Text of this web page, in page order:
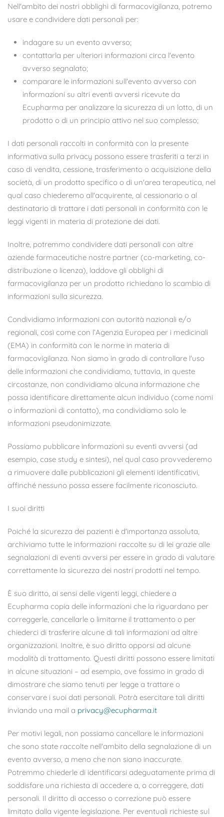
Nell'ambito dei nostri obblighi di farmacovigilanza, potremo
usare e condividere dati personali per:
indagare su un evento avverso;
contattarla per ulteriori informazioni circa l'evento
avverso segnalato;
comparare le informazioni sull'evento avverso con
informazioni su altri eventi avversi ricevute da
Ecupharma per analizzare la sicurezza di un lotto, di un
prodotto o di un principio attivo nel suo complesso;
I dati personali raccolti in conformità con la presente
informativa sulla privacy possono essere trasferiti a terzi in
caso di vendita, cessione, trasferimento o acquisizione della
società, di un prodotto specifico o di un'area terapeutica, nel
qual caso chiederemo all'acquirente, al cessionario o al
destinatario di trattare i dati personali in conformità con le
leggi vigenti in materia di protezione dei dati.
Inoltre, potremmo condividere dati personali con altre
aziende farmaceutiche nostre partner (co-marketing, co-
distribuzione o licenza), laddove gli obblighi di
farmacovigilanza per un prodotto richiedano lo scambio di
informazioni sulla sicurezza.
Condividiamo informazioni con autorità nazionali e/o
regionali, così come con l’Agenzia Europea per i medicinali
(EMA) in conformità con le norme in materia di
farmacovigilanza. Non siamo in grado di controllare l'uso
delle informazioni che condividiamo, tuttavia, in queste
circostanze, non condividiamo alcuna informazione che
possa identificare direttamente alcun individuo (come nomi
o informazioni di contatto), ma condividiamo solo le
informazioni pseudonimizzate.
Possiamo pubblicare informazioni su eventi avversi (ad
esempio, case study e sintesi), nel qual caso provvederemo
a rimuovere dalle pubblicazioni gli elementi identificativi,
affinché nessuno possa essere facilmente riconosciuto.
I suoi diritti
Poiché la sicurezza dei pazienti è d'importanza assoluta,
archiviamo tutte le informazioni raccolte su di lei grazie alle
segnalazioni di eventi avversi per essere in grado di valutare
correttamente la sicurezza dei nostri prodotti nel tempo.
È suo diritto, ai sensi delle vigenti leggi, chiedere a
Ecupharma copia delle informazioni che la riguardano per
correggerle, cancellarle o limitarne il trattamento o per
chiederci di trasferire alcune di tali informazioni ad altre
organizzazioni. Inoltre, è suo diritto opporsi ad alcune
modalità di trattamento. Questi diritti possono essere limitati
in alcune situazioni – ad esempio, ove fossimo in grado di
dimostrare che siamo tenuti per legge a trattare o
conservare i suoi dati personali. Potrà esercitare tali diritti
inviando una mail a privacy@ecupharma.it
Per motivi legali, non possiamo cancellare le informazioni
che sono state raccolte nell'ambito della segnalazione di un
evento avverso, a meno che non siano inaccurate.
Potremmo chiederle di identificarsi adeguatamente prima di
soddisfare una richiesta di accedere a, o correggere, dati
personali. Il diritto di accesso o correzione può essere
limitato dalla vigente legislazione. Per eventuali richieste sul